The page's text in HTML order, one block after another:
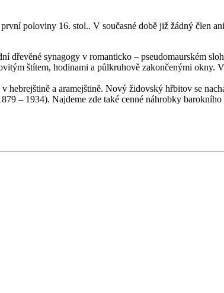
poloviny 16. stol.. V současné době již žádný člen
dřevěné synagogy v romanticko – pseudomaurském
štítem, hodinami a půlkruhově zakončenými okny.
a aramejštině. Nový židovský hřbitov se
– 1934). Najdeme zde také cenné náhrobky